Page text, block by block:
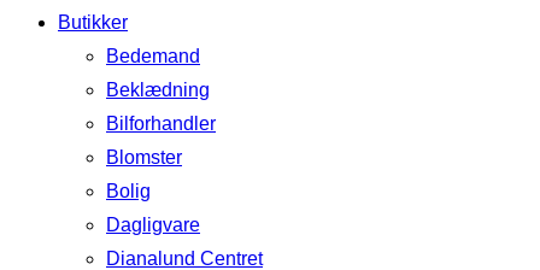
Butikker
Bedemand
Beklædning
Bilforhandler
Blomster
Bolig
Dagligvare
Dianalund Centret